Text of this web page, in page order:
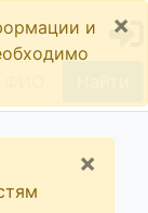
и
×
×